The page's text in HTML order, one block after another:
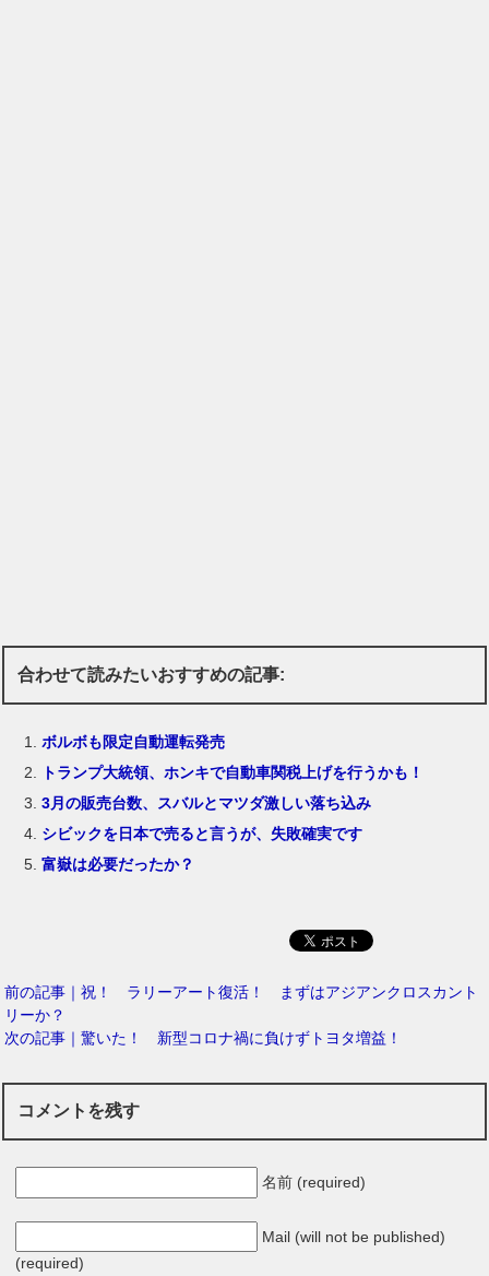
合わせて読みたいおすすめの記事:
ボルボも限定自動運転発売
トランプ大統領、ホンキで自動車関税上げを行うかも！
3月の販売台数、スバルとマツダ激しい落ち込み
シビックを日本で売ると言うが、失敗確実です
富嶽は必要だったか？
前の記事｜祝！ ラリーアート復活！ まずはアジアンクロスカント
リーか？
次の記事｜驚いた！ 新型コロナ禍に負けずトヨタ増益！
コメントを残す
名前 (required)
Mail (will not be published)
(required)